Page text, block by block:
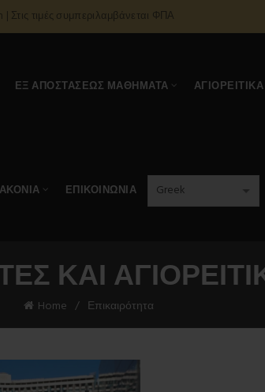
τιμές συμπεριλαμβάνεται ΦΠΑ
ΕΞ ΑΠΟΣΤΆΣΕΩΣ ΜΑΘΉΜΑΤΑ
ΕΠΙΚΟΙΝΩΝΊΑ
ΚΑΙ
Home Επικαιρότητα